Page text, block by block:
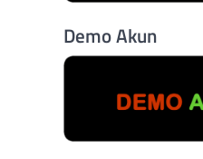
Demo Akun